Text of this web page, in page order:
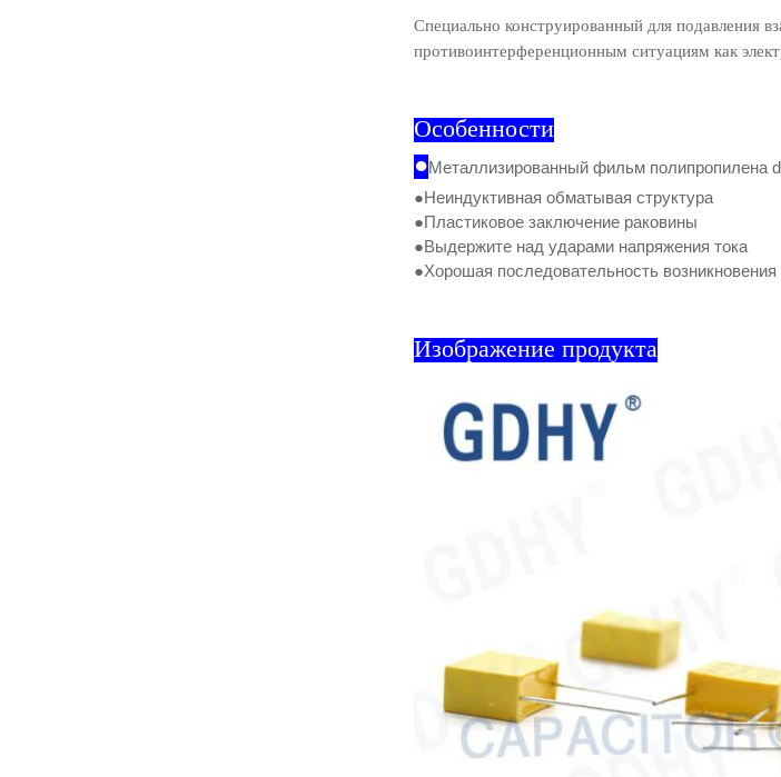
Специально конструированный для подавления
противоинтерференционным ситуациям как
Особенности
●Металлизированный фильм полипропилена
●Неиндуктивная обматывая структура
●Пластиковое заключение раковины
●Выдержите над ударами напряжения тока
●Хорошая последовательность возникновения
Изображение продукта